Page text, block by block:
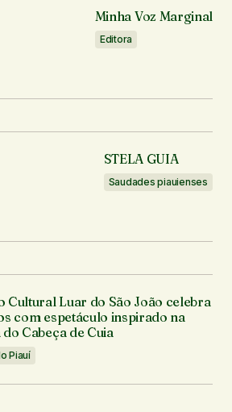
Minha Voz Marginal
Editora
STELA GUIA
Saudades piauienses
Cultural Luar do São João celebra
com espetáculo inspirado na
Cabeça de Cuia
Piauí